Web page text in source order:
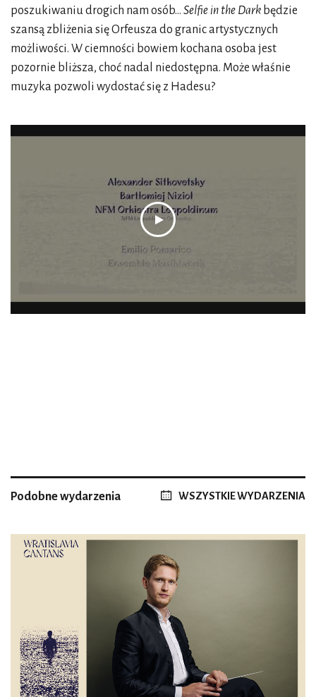
poszukiwaniu drogich nam osób… Selfie in the Dark będzie
szansą zbliżenia się Orfeusza do granic artystycznych
możliwości. W ciemności bowiem kochana osoba jest
pozornie bliższa, choć nadal niedostępna. Może właśnie
muzyka pozwoli wydostać się z Hadesu?
Podobne wydarzenia WSZYSTKIE WYDARZENIA